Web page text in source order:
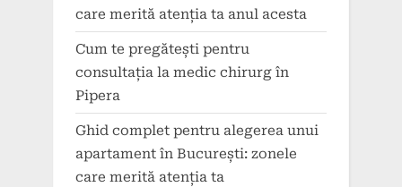
care merită atenția ta anul acesta
Cum te pregătești pentru
consultația la medic chirurg în
Pipera
Ghid complet pentru alegerea unui
apartament în București: zonele
care merită atenția ta